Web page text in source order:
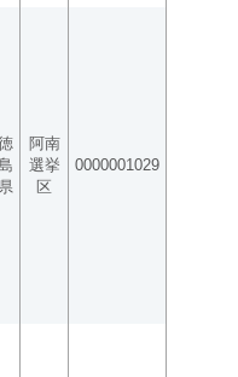
県
阿南
選挙
区
0000001029